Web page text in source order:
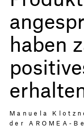
haben
Manuela
der AROMEA-